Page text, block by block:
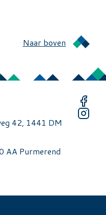
Naar boven
42, 1441 DM
AA Purmerend